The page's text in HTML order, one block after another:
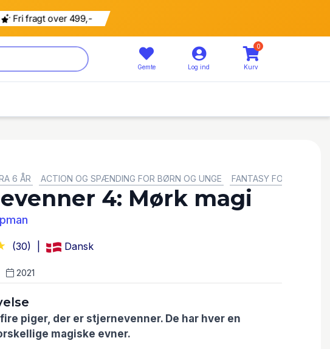
Fri fragt over 499,-
Gemte Log ind
0
Kurv
6 ÅR
ACTION OG SPÆNDING FOR BØRN OG UNGE FANTASY FOR BØRN
4: Mørk magi
(30) Dansk
2021
piger, der er stjernevenner. De har hver en
magiske evner.